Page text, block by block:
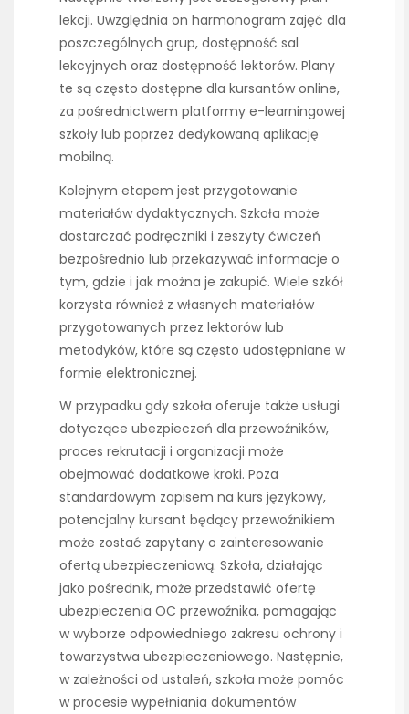
lekcji. Uwzględnia on harmonogram zajęć dla
poszczególnych grup, dostępność sal
lekcyjnych oraz dostępność lektorów. Plany
te są często dostępne dla kursantów online,
za pośrednictwem platformy e-learningowej
szkoły lub poprzez dedykowaną aplikację
mobilną.
Kolejnym etapem jest przygotowanie
materiałów dydaktycznych. Szkoła może
dostarczać podręczniki i zeszyty ćwiczeń
bezpośrednio lub przekazywać informacje o
tym, gdzie i jak można je zakupić. Wiele szkół
korzysta również z własnych materiałów
przygotowanych przez lektorów lub
metodyków, które są często udostępniane w
formie elektronicznej.
W przypadku gdy szkoła oferuje także usługi
dotyczące ubezpieczeń dla przewoźników,
proces rekrutacji i organizacji może
obejmować dodatkowe kroki. Poza
standardowym zapisem na kurs językowy,
potencjalny kursant będący przewoźnikiem
może zostać zapytany o zainteresowanie
ofertą ubezpieczeniową. Szkoła, działając
jako pośrednik, może przedstawić ofertę
ubezpieczenia OC przewoźnika, pomagając
w wyborze odpowiedniego zakresu ochrony i
towarzystwa ubezpieczeniowego. Następnie,
w zależności od ustaleń, szkoła może pomóc
w procesie wypełniania dokumentów